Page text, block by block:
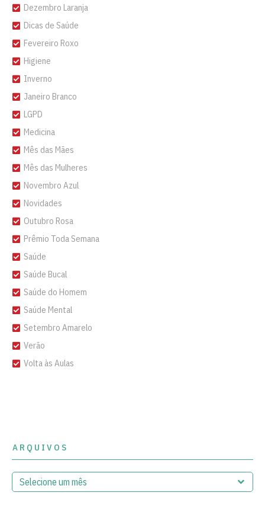
Dezembro Laranja
Dicas de Saúde
Fevereiro Roxo
Higiene
Inverno
Janeiro Branco
LGPD
Medicina
Mês das Mães
Mês das Mulheres
Novembro Azul
Novidades
Outubro Rosa
Prêmio Toda Semana
Saúde
Saúde Bucal
Saúde do Homem
Saúde Mental
Setembro Amarelo
Verão
Volta às Aulas
ARQUIVOS